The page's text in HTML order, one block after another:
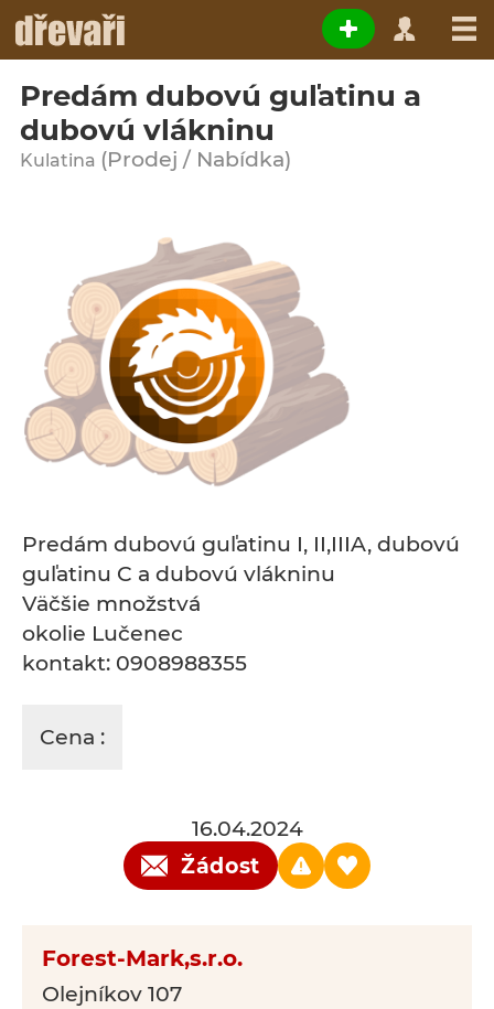
Predám dubovú guľatinu a
dubovú vlákninu
Kulatina (Prodej / Nabídka)
Predám dubovú guľatinu I, II,IIIA, dubovú
guľatinu C a dubovú vlákninu
Väčšie množstvá
okolie Lučenec
kontakt: 0908988355
Cena :
16.04.2024
Žádost
Forest-Mark,s.r.o.
Olejníkov 107